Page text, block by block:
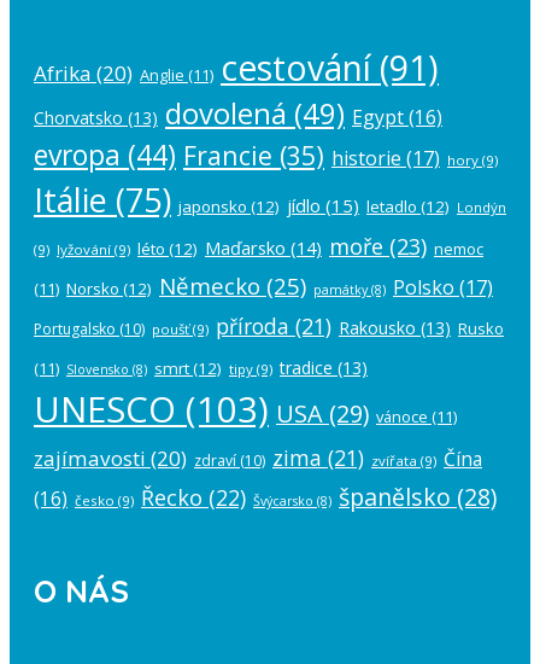
Afrika (20) Anglie (11) cestování(91)
Chorvatsko (13) dovolená (49) Egypt(16)
evropa (44) Francie (35) historie (17) hory (9)
Itálie (75) japonsko (12) jídlo (15) letadlo (12) Londýn
(9) lyžování (9) léto (12) Maďarsko (14) moře (23) nemoc
(11) Norsko (12) Německo (25) památky(8) Polsko (17)
Portugalsko (10) poušť(9) příroda (21) Rakousko (13) Rusko
(11) Slovensko (8) smrt(12) tipy (9) tradice (13)
UNESCO (103) USA (29) vánoce (11)
zajímavosti (20) zdraví (10) zima (21) zvířata (9) Čína
(16) česko (9) Řecko (22) Švýcarsko (8) španělsko (28)
O NÁS